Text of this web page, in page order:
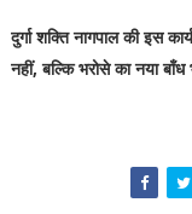
दुर्गा शक्ति नागपाल की इस
नहीं, बल्कि भरोसे का नया